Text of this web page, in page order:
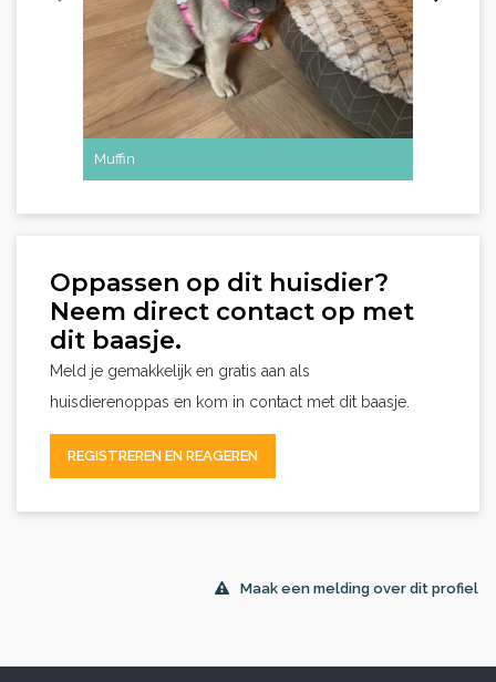
Muffin
Oppassen op dit huisdier?
Neem direct contact op met
dit baasje.
Meld je gemakkelijk en gratis aan als
huisdierenoppas en kom in contact met dit baasje.
REGISTREREN EN REAGEREN
Maak een melding over dit profiel